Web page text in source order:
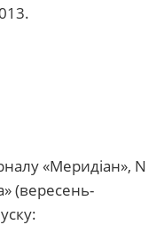
«Меридіан», N
(вересень-